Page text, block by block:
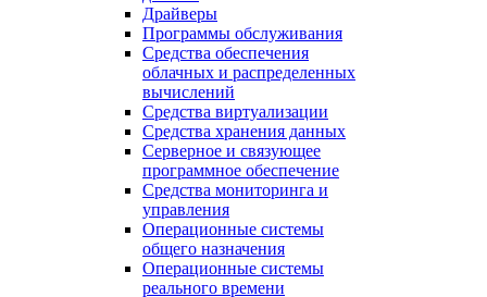
Драйверы
Программы обслуживания
Средства обеспечения
облачных и распределенных
вычислений
Средства виртуализации
Средства хранения данных
Серверное и связующее
программное обеспечение
Средства мониторинга и
управления
Операционные системы
общего назначения
Операционные системы
реального времени